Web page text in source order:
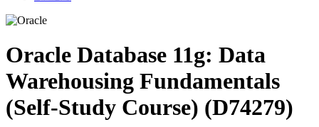
Oracle Database 11g: Data
Warehousing Fundamentals
(Self-Study Course) (D74279)